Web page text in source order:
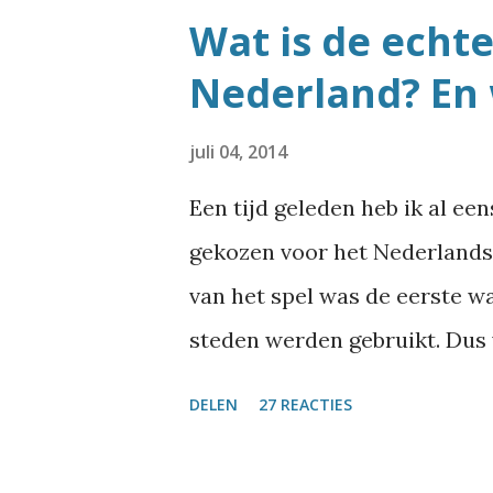
best veel straatnamen die
ruimte voor echt unieke
komen er eigenlijk best vaak
Wat is de
Nederland?
juli 04, 2014
Een tijd geleden heb ik al
gekozen voor het
van het spel was de eerste
steden werden gebruikt.
DELEN 27 REACTIES